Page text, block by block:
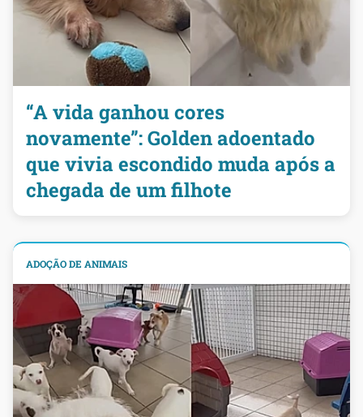
“A vida ganhou cores
novamente”: Golden adoentado
que vivia escondido muda após a
chegada de um filhote
ADOÇÃO DE ANIMAIS